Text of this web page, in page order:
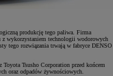
produkcję tego paliwa. Firma
wykorzystaniem technologii wodorowych
tego rozwiązania trwają w fabryce DENSO
Tsusho Corporation przed końcem
oraz odpadów żywnościowych.